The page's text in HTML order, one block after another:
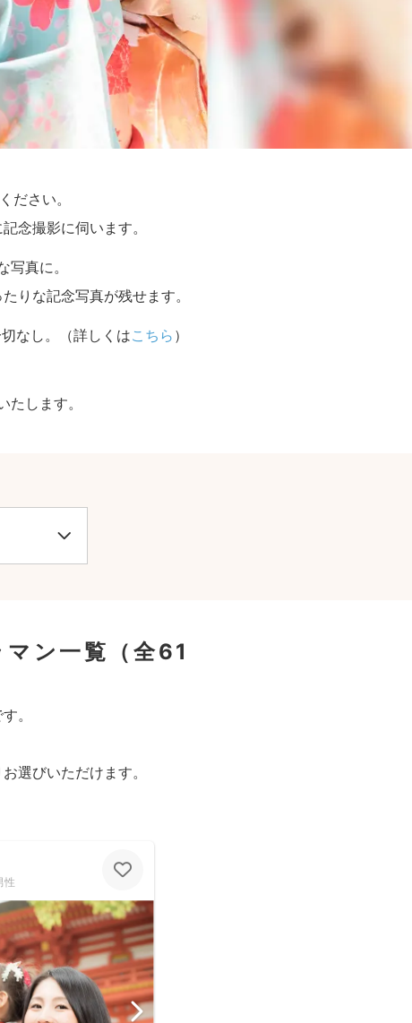
ださい。
念撮影に伺います。
真に。
りな記念写真が残せます。
なし。（詳しくはこちら ）
します。
ン一覧
（全61
。
選びいただけます。
性